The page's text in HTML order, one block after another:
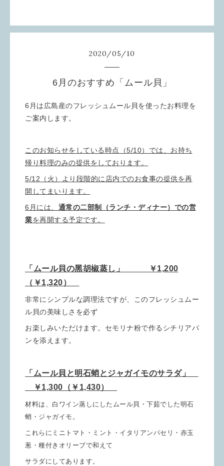
2020/05/10
6月のおすすめ「ムール貝」
6月は広島産のフレッシュムール貝を使ったお料理を
ご案内します。
このお知らせをしている時点（5/10）では、お持ち
帰り料理のみの提供をしております。
5/12（火）より段階的に店内でのお食事の提供を再
開してまいります。
6月には、 通常の二部制（ランチ・ディナー）での営
業を再開する予定です。
「ムール貝の黑胡椒蒸し」 ￥1,200
（￥1,320）
非常にシンプルな調理法ですが、このフレッシュムー
ル貝の美味しさを必ず
お楽しみいただけます。セモリナ粉で作るシチリアパ
ンを添えます。
「ムール貝と明石蛸とジャガイモのサラダ」
￥1,300（￥1,430）
材料は、白ワイン蒸しにしたムール貝・下茹でした明石
蛸・ジャガイモ。
これらにミニトマト・ミント・イタリアンパセリ・赤玉
葱・種付きオリーブで和えて
サラダにしてあります。